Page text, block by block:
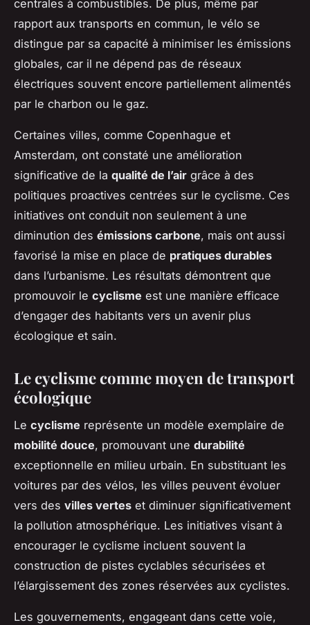
centrales à combustibles. De plus, même par
rapport aux transports en commun, le vélo se
distingue par sa capacité à minimiser les émissions
globales, car il ne dépend pas de réseaux
électriques souvent encore partiellement alimentés
par le charbon ou le gaz.
Certaines villes, comme Copenhague et
Amsterdam, ont constaté une amélioration
significative de la qualité de l’air grâce à des
politiques proactives centrées sur le cyclisme. Ces
initiatives ont conduit non seulement à une
diminution des émissions carbone, mais ont aussi
favorisé la mise en place de pratiques durables
dans l’urbanisme. Les résultats démontrent que
promouvoir le cyclisme est une manière efficace
d’engager des habitants vers un avenir plus
écologique et sain.
Le cyclisme comme moyen de transport
écologique
Le cyclisme représente un modèle exemplaire de
mobilité douce, promouvant une durabilité
exceptionnelle en milieu urbain. En substituant les
voitures par des vélos, les villes peuvent évoluer
vers des villes vertes et diminuer significativement
la pollution atmosphérique. Les initiatives visant à
encourager le cyclisme incluent souvent la
construction de pistes cyclables sécurisées et
l’élargissement des zones réservées aux cyclistes.
Les gouvernements, engageant dans cette voie,